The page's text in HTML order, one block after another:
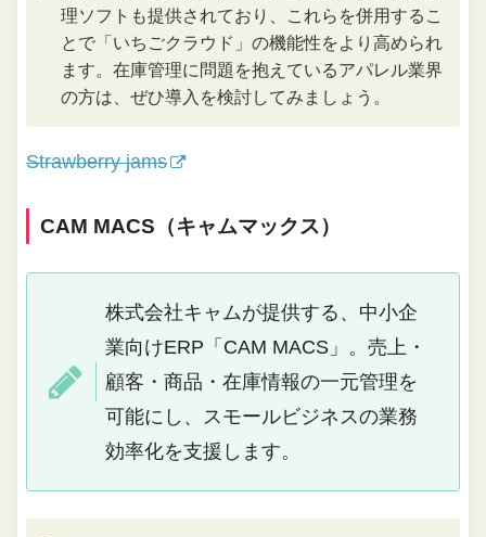
理ソフトも提供されており、これらを併用するこ
とで「いちごクラウド」の機能性をより高められ
ます。在庫管理に問題を抱えているアパレル業界
の方は、ぜひ導入を検討してみましょう。
Strawberry jams
CAM MACS（キャムマックス）
株式会社キャムが提供する、中小企
業向けERP「CAM MACS」。売上・
顧客・商品・在庫情報の一元管理を
可能にし、スモールビジネスの業務
効率化を支援します。